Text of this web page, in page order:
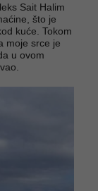
Sait Halim
što je
kuće. Tokom
moje srce je
u ovom